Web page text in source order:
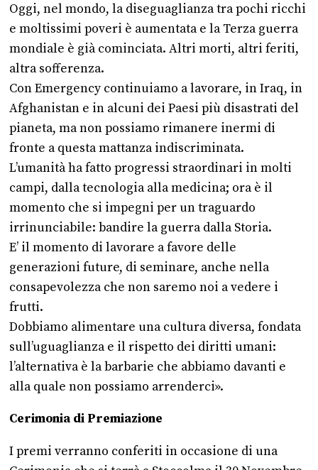
Oggi, nel mondo, la diseguaglianza tra pochi ricchi
e moltissimi poveri è aumentata e la Terza guerra
mondiale è già cominciata. Altri morti, altri feriti,
altra sofferenza.
Con Emergency continuiamo a lavorare, in Iraq, in
Afghanistan e in alcuni dei Paesi più disastrati del
pianeta, ma non possiamo rimanere inermi di
fronte a questa mattanza indiscriminata.
L’umanità ha fatto progressi straordinari in molti
campi, dalla tecnologia alla medicina; ora è il
momento che si impegni per un traguardo
irrinunciabile: bandire la guerra dalla Storia.
E’ il momento di lavorare a favore delle
generazioni future, di seminare, anche nella
consapevolezza che non saremo noi a vedere i
frutti.
Dobbiamo alimentare una cultura diversa, fondata
sull’uguaglianza e il rispetto dei diritti umani:
l’alternativa è la barbarie che abbiamo davanti e
alla quale non possiamo arrenderci».
Cerimonia di Premiazione
I premi verranno conferiti in occasione di una